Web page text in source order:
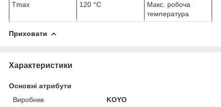
Tmax 120 °C
Макс. робоча
температура
Приховати
Характеристики
Основні атрибути
Виробник
KOYO